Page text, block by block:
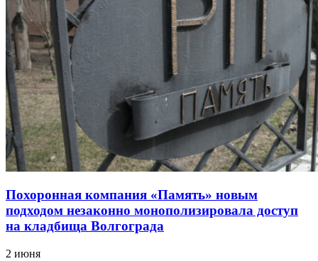
Похоронная компания «Память» новым
подходом незаконно монополизировала доступ
на кладбища Волгограда
2 июня